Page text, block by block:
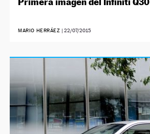
MARIO HERRÁEZ | 22/07/2015